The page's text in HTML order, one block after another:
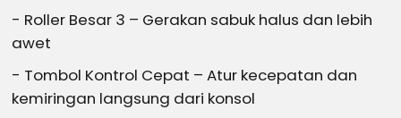
- Roller Besar 3 – Gerakan sabuk halus dan lebih
awet
- Tombol Kontrol Cepat – Atur kecepatan dan
kemiringan langsung dari konsol